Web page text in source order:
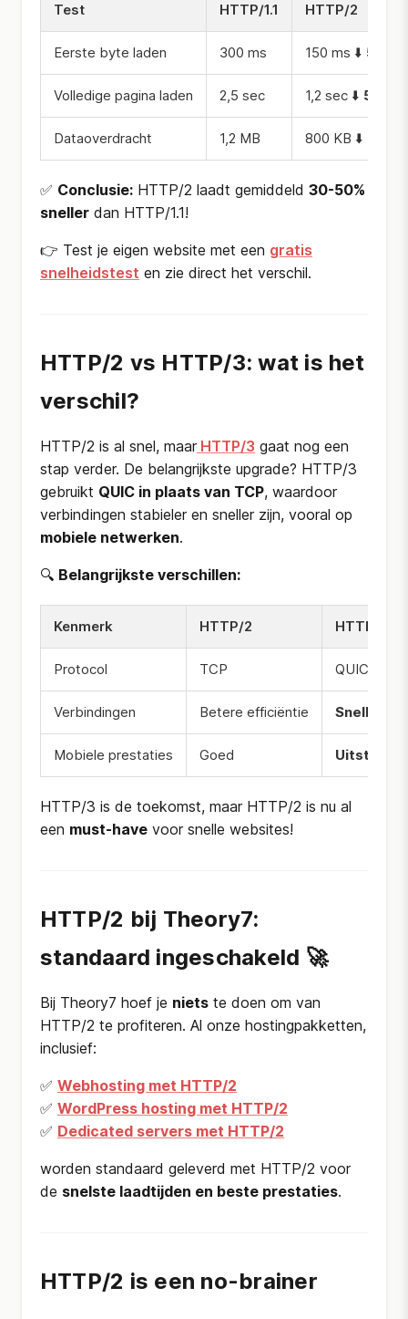
Test HTTP/1.1 HTTP/2
Eerste byte laden 300 ms 150 ms ⬇️ 50%
Volledige pagina laden 2,5 sec 1,2 sec ⬇️ 52%
Dataoverdracht 1,2 MB 800 KB ⬇️
✅ Conclusie: HTTP/2 laadt gemiddeld 30-50%
sneller dan HTTP/1.1!
👉 Test je eigen website met een gratis
snelheidstest en zie direct het verschil.
HTTP/2 vs HTTP/3: wat is het
verschil?
HTTP/2 is al snel, maarHTTP/3 gaat nog een
stap verder. De belangrijkste upgrade? HTTP/3
gebruikt QUIC in plaats van TCP, waardoor
verbindingen stabieler en sneller zijn, vooral op
mobiele netwerken.
🔍 Belangrijkste verschillen:
Kenmerk HTTP/2 HTTP/3
Protocol TCP QUIC
Verbindingen Betere efficiëntie Snellere
Mobiele prestaties Goed
HTTP/3 is de toekomst, maar HTTP/2 is nu al
een must-have voor snelle websites!
HTTP/2 bij Theory7:
standaard ingeschakeld 🚀
Bij Theory7 hoef je niets te doen om van
HTTP/2 te profiteren. Al onze hostingpakketten,
inclusief:
✅ Webhosting met HTTP/2
✅ WordPress hosting met HTTP/2
✅ Dedicated servers met HTTP/2
worden standaard geleverd met HTTP/2 voor
de snelste laadtijden en beste prestaties.
HTTP/2 is een no-brainer